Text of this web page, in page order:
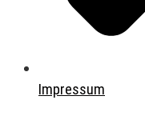
Impressum